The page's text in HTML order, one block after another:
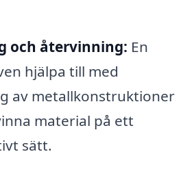
och återvinning: En
hjälpa till med
av metallkonstruktioner
material på ett
sätt.